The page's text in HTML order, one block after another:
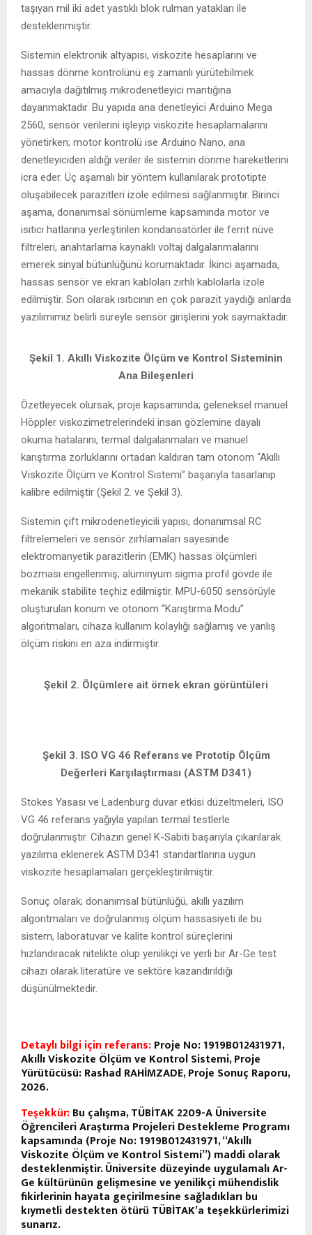
taşıyan mil iki adet yastıklı blok rulman yatakları ile
desteklenmiştir.
Sistemin elektronik altyapısı, viskozite hesaplarını ve
hassas dönme kontrolünü eş zamanlı yürütebilmek
amacıyla dağıtılmış mikrodenetleyici mantığına
dayanmaktadır. Bu yapıda ana denetleyici Arduino Mega
2560, sensör verilerini işleyip viskozite hesaplamalarını
yönetirken; motor kontrolü ise Arduino Nano, ana
denetleyiciden aldığı veriler ile sistemin dönme hareketlerini
icra eder. Üç aşamalı bir yöntem kullanılarak prototipte
oluşabilecek parazitleri izole edilmesi sağlanmıştır. Birinci
aşama, donanımsal sönümleme kapsamında motor ve
ısıtıcı hatlarına yerleştirilen kondansatörler ile ferrit nüve
filtreleri, anahtarlama kaynaklı voltaj dalgalanmalarını
emerek sinyal bütünlüğünü korumaktadır. İkinci aşamada,
hassas sensör ve ekran kabloları zırhlı kablolarla izole
edilmiştir. Son olarak ısıtıcının en çok parazit yaydığı anlarda
yazılımımız belirli süreyle sensör girişlerini yok saymaktadır.
Şekil 1. Akıllı Viskozite Ölçüm ve Kontrol Sisteminin
Ana Bileşenleri
Özetleyecek olursak, proje kapsamında; geleneksel manuel
Höppler viskozimetrelerindeki insan gözlemine dayalı
okuma hatalarını, termal dalgalanmaları ve manuel
karıştırma zorluklarını ortadan kaldıran tam otonom “Akıllı
Viskozite Ölçüm ve Kontrol Sistemi” başarıyla tasarlanıp
kalibre edilmiştir (Şekil 2. ve Şekil 3).
Sistemin çift mikrodenetleyicili yapısı, donanımsal RC
filtrelemeleri ve sensör zırhlamaları sayesinde
elektromanyetik parazitlerin (EMK) hassas ölçümleri
bozması engellenmiş; alüminyum sigma profil gövde ile
mekanik stabilite teçhiz edilmiştir. MPU-6050 sensörüyle
oluşturulan konum ve otonom “Karıştırma Modu”
algoritmaları, cihaza kullanım kolaylığı sağlamış ve yanlış
ölçüm riskini en aza indirmiştir.
Şekil 2. Ölçümlere ait örnek ekran görüntüleri
Şekil 3. ISO VG 46 Referans ve Prototip Ölçüm
Değerleri Karşılaştırması (ASTM D341)
Stokes Yasası ve Ladenburg duvar etkisi düzeltmeleri, ISO
VG 46 referans yağıyla yapılan termal testlerle
doğrulanmıştır. Cihazın genel K-Sabiti başarıyla çıkarılarak
yazılıma eklenerek ASTM D341 standartlarına uygun
viskozite hesaplamaları gerçekleştirilmiştir.
Sonuç olarak; donanımsal bütünlüğü, akıllı yazılım
algoritmaları ve doğrulanmış ölçüm hassasiyeti ile bu
sistem, laboratuvar ve kalite kontrol süreçlerini
hızlandıracak nitelikte olup yenilikçi ve yerli bir Ar-Ge test
cihazı olarak literatüre ve sektöre kazandırıldığı
düşünülmektedir.
Detaylı bilgi için referans:Proje No: 1919B012431971,
Akıllı Viskozite Ölçüm ve Kontrol Sistemi, Proje
Yürütücüsü: Rashad RAHİMZADE, Proje Sonuç Raporu,
2026.
Teşekkür:Bu çalışma, TÜBİTAK 2209-A Üniversite
Öğrencileri Araştırma Projeleri Destekleme Programı
kapsamında (Proje No: 1919B012431971, “Akıllı
Viskozite Ölçüm ve Kontrol Sistemi”) maddi olarak
desteklenmiştir. Üniversite düzeyinde uygulamalı Ar-
Ge kültürünün gelişmesine ve yenilikçi mühendislik
fikirlerinin hayata geçirilmesine sağladıkları bu
kıymetli destekten ötürü TÜBİTAK’a teşekkürlerimizi
sunarız.